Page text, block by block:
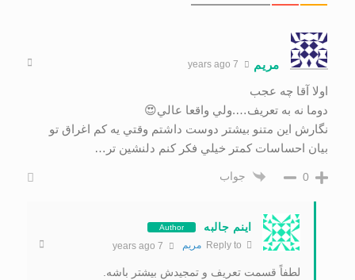
مریم
اولا آقا چه عجب
دوما نه به تعریف….ولي واقعا عالي😍
نگارش اين متنو بيشتر دوست داشتم وقتي يه كم اغراق تو
بيان احساسات كمتر خيلي فكر كنم دلنشين تر…
0 جواب
اینم جالبه Author
مریم
لطفاً قسمت تعریف و تمجیدش بیشتر باشه.